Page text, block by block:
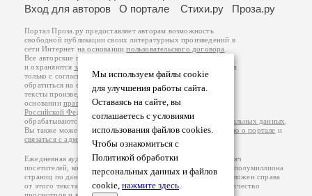
Мы используем файлы cookie
для улучшения работы сайта.
Оставаясь на сайте, вы
соглашаетесь с условиями
использования файлов cookies.
Чтобы ознакомиться с
Политикой обработки
персональных данных и файлов
cookie, нажмите здесь.
Вход для авторов
О портале Стихи.ру Проза.ру
Портал Проза.ру предоставляет авторам возможность
свободной публикации своих литературных произведений в
сети Интернет на основаниипользовательского договора
Все авторские права на произведения принадлежат авторам
и охраняются законом
. Перепечатка произведений возможна
только с согласия его автора, к которому вы можете
обратиться на его авторской странице. Ответственность за
тексты произведений авторы несут самостоятельно на
основанииправил публикацииизаконодательства
Российской Федерации
обрабатываются на основанииПолитики обработки персональных данных
Вы также можете посмотреть более подробнуюинформацию о портале и
связаться с администрацией
Ежедневная аудитория портала Проза.ру – порядка 100 тысяч
посетителей, которые в общей сумме просматривают более полумиллиона
страниц по данным счетчика посещаемости, который расположен справа
от этого текста. В каждой графе указано по две цифры: количество